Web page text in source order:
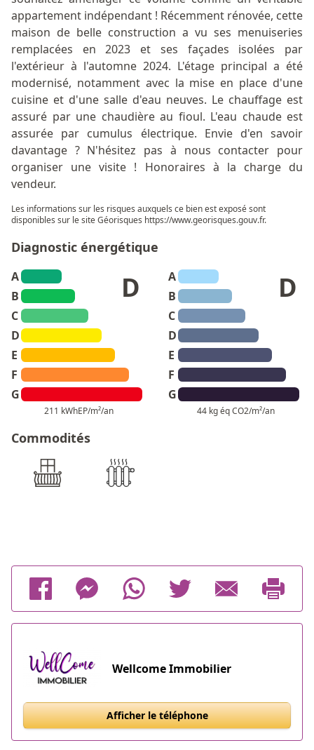
appartement indépendant ! Récemment rénovée, cette
maison de belle construction a vu ses menuiseries
remplacées en 2023 et ses façades isolées par
l'extérieur à l'automne 2024. L'étage principal a été
modernisé, notamment avec la mise en place d'une
cuisine et d'une salle d'eau neuves. Le chauffage est
assuré par une chaudière au fioul. L'eau chaude est
assurée par cumulus électrique. Envie d'en savoir
davantage ? N'hésitez pas à nous contacter pour
organiser une visite ! Honoraires à la charge du
vendeur.
Les informations sur les risques auxquels ce bien est exposé sont
disponibles sur le site Géorisques https://www.georisques.gouv.fr.
Diagnostic énergétique
A
B
C
D
E
F
G
D
211 kWhEP/m²/an
A
B
C
D
E
F
G
D
44 kg éq CO2/m²/an
Commodités
Wellcome Immobilier
Afficher le téléphone